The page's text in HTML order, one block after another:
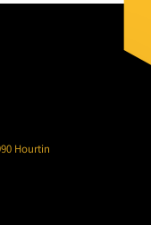
Hourtin